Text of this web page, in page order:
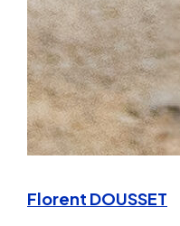
Florent DOUSSET